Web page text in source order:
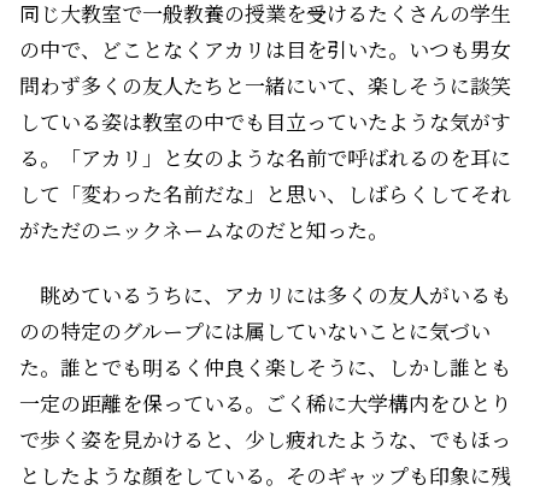
同じ大教室で一般教養の授業を受けるたくさんの学生
の中で、どことなくアカリは目を引いた。いつも男女
問わず多くの友人たちと一緒にいて、楽しそうに談笑
している姿は教室の中でも目立っていたような気がす
る。「アカリ」と女のような名前で呼ばれるのを耳に
して「変わった名前だな」と思い、しばらくしてそれ
がただのニックネームなのだと知った。
眺めているうちに、アカリには多くの友人がいるも
のの特定のグループには属していないことに気づい
た。誰とでも明るく仲良く楽しそうに、しかし誰とも
一定の距離を保っている。ごく稀に大学構内をひとり
で歩く姿を見かけると、少し疲れたような、でもほっ
としたような顔をしている。そのギャップも印象に残